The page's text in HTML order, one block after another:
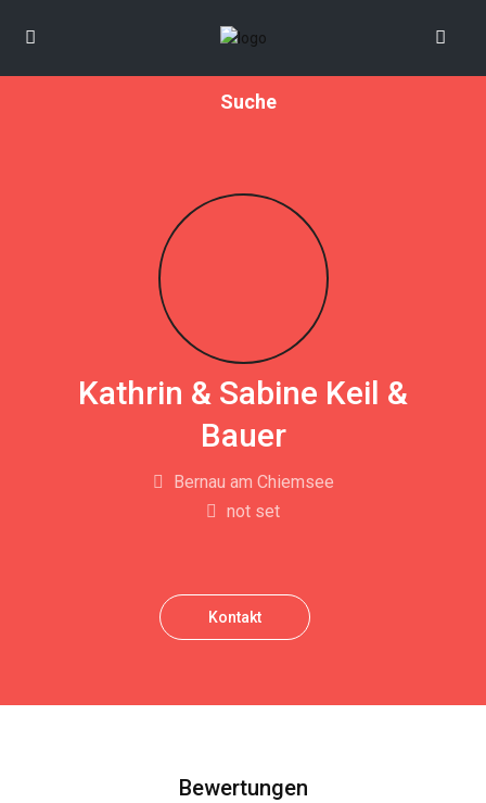
Suche
Kathrin & Sabine Keil &
Bauer
Bernau am Chiemsee
not set
Kontakt
Bewertungen